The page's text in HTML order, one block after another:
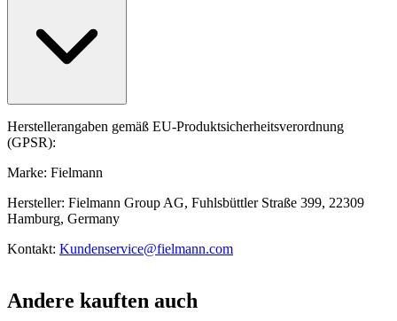
Herstellerangaben gemäß EU-Produktsicherheitsverordnung
(GPSR):
Marke: Fielmann
Hersteller: Fielmann Group AG, Fuhlsbüttler Straße 399, 22309
Hamburg, Germany
Kontakt: Kundenservice@fielmann.com
Andere kauften auch